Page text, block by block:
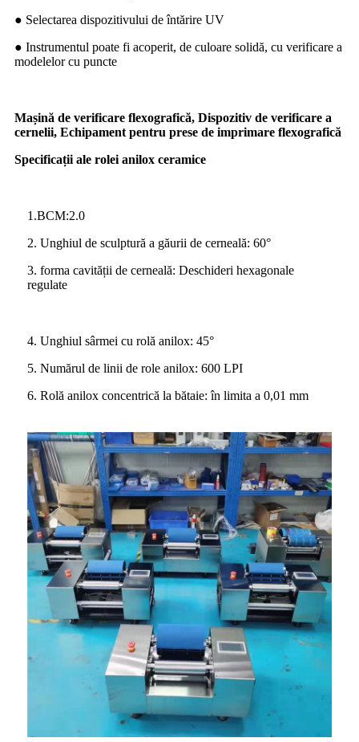
● Selectarea dispozitivului de întărire UV
● Instrumentul poate fi acoperit, de culoare solidă, cu verificare a
modelelor cu puncte
Mașină de verificare flexografică, Dispozitiv de verificare a
cernelii, Echipament pentru prese de imprimare flexografică
Specificații ale rolei anilox ceramice
1.BCM:2.0
2. Unghiul de sculptură a găurii de cerneală: 60°
3. forma cavității de cerneală: Deschideri hexagonale
regulate
4. Unghiul sârmei cu rolă anilox: 45°
5. Numărul de linii de role anilox: 600 LPI
6. Rolă anilox concentrică la bătaie: în limita a 0,01 mm